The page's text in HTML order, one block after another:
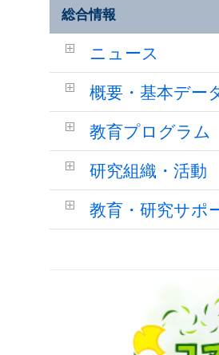
総合情報
ニュース
概要・基本デー
教育プログラム
研究組織・活動
教育・研究サポ